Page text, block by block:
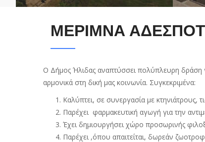
ΜΕΡΙΜΝΑ
Ο Δήμος Ήλιδας αναπτύσσει πολύπλευρη δράση
αρμονικά στη δική μας κοινωνία. Συγκεκριμένα:
Καλύπτει, σε συνεργασία με κτηνιάτρους,
Παρέχει φαρμακευτική αγωγή για την
Έχει δημιουργήσει χώρο προσωρινής
Παρέχει ,όπου απαιτείται, δωρεάν